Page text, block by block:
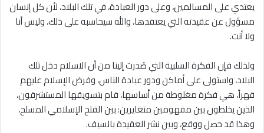
يعتدي على المسالمين، وعلى دور العبادة، في تلك البلاد، لأن كل إنسان
مسؤول عن عقيدته التي يعتقدها، والله سيحاسبه على ذلك، وليس أنا
ولا أنت.
ولذلك فإن الفكرة السلبية التي صُدرت إلينا من أن الاسلام دخل تلك
البلاد، واستولى على أماكن ودور عبادة الناس، وفرض الإسلام عليهم
قهراً، هي فكرة مغلوطة من أساسها، قام بتسويقها المستشرقون،
الذين يخلطون بين مفهومين متغايرين: بين الفتح الإسلامي المسلح،
وهذا قد حصل ووقع، وبين نشر العقيدة بالسيف.